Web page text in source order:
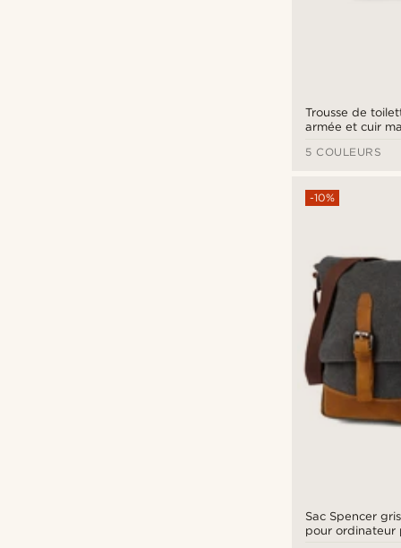
Trousse de
armée et cuir
5 COULEURS
Sac Spencer gris et havane
pour ordinateur
-10%